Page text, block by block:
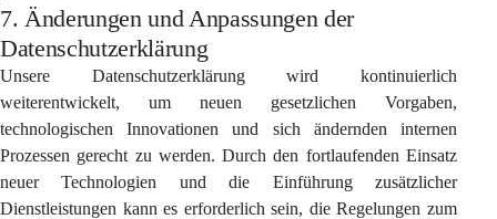
7. Änderungen und Anpassungen der
Datenschutzerklärung
Unsere Datenschutzerklärung wird kontinuierlich
weiterentwickelt, um neuen gesetzlichen Vorgaben,
technologischen Innovationen und sich ändernden internen
Prozessen gerecht zu werden. Durch den fortlaufenden Einsatz
neuer Technologien und die Einführung zusätzlicher
Dienstleistungen kann es erforderlich sein, die Regelungen zum